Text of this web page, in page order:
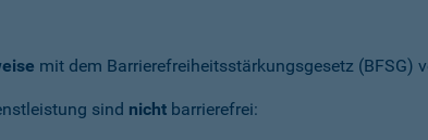
mit dem Barrierefreiheitsstärkungsgesetz (BFSG)
sind nicht barrierefrei: